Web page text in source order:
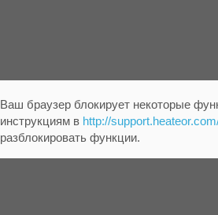
Ваш браузер блокирует некоторые
инструкциям в http://
разблокировать функции.